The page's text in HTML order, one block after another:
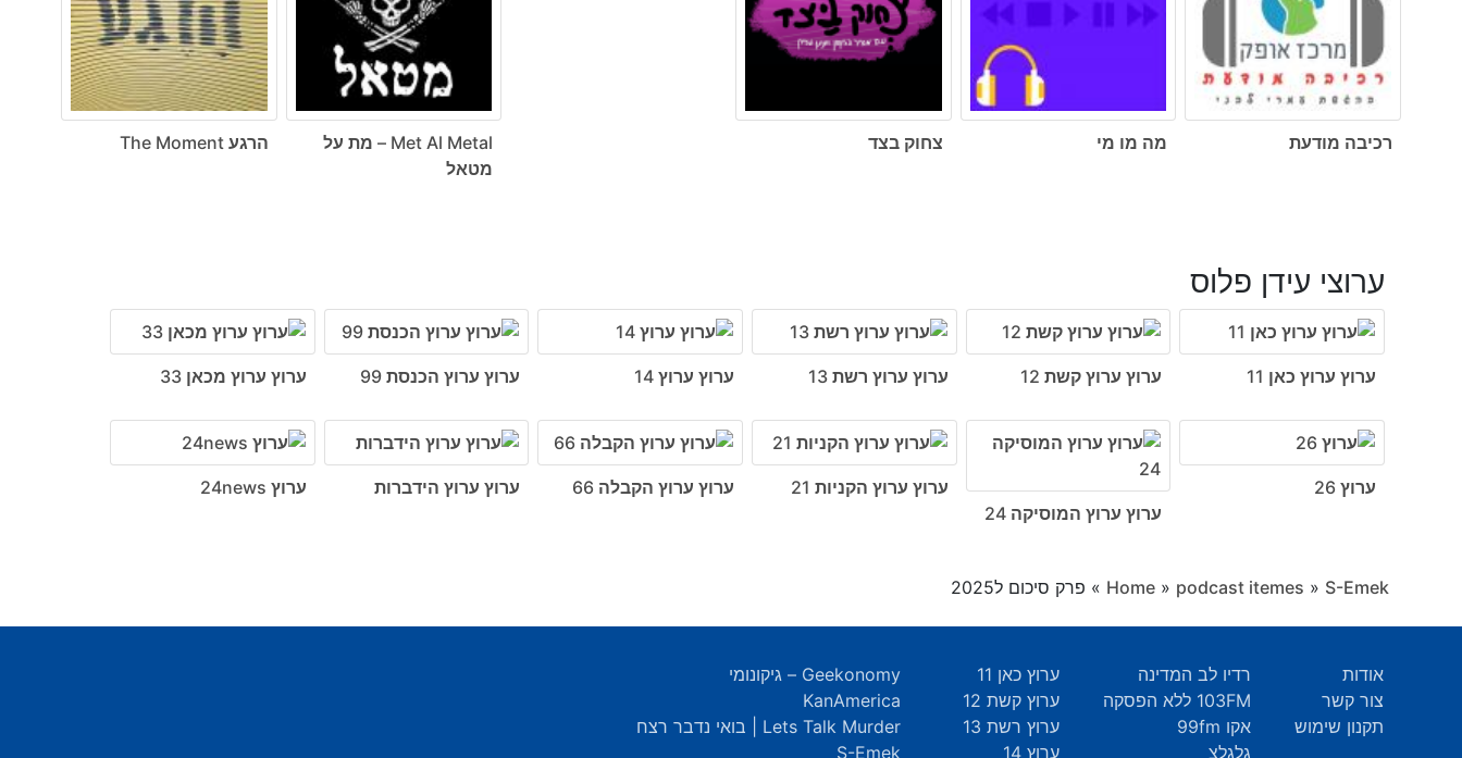
רכיבה מודעת מה מו מי צחוק בצד
Met Al Metal – מת על
מטאל
הרגע The Moment
ערוצי עידן פלוס
ערוץ ערוץ כאן 11 ערוץ ערוץ קשת 12 ערוץ ערוץ רשת 13 ערוץ ערוץ 14 ערוץ ערוץ הכנסת 99 ערוץ ערוץ מכאן 33
ערוץ 26
ערוץ ערוץ המוסיקה 24
ערוץ ערוץ הקניות 21 ערוץ ערוץ הקבלה 66 ערוץ ערוץ הידברות ערוץ 24news
Home » podcast itemes » S-Emek
» פרק סיכום ל2025
אודות
צור קשר
תקנון שימוש
רדיו לב המדינה
103FM ללא הפסקה
אקו 99fm
גלגלצ
ערוץ כאן 11
ערוץ קשת 12
ערוץ רשת 13
ערוץ 14
Geekonomy – גיקונומי
KanAmerica
Lets Talk Murder | בואי נדבר רצח
S-Emek